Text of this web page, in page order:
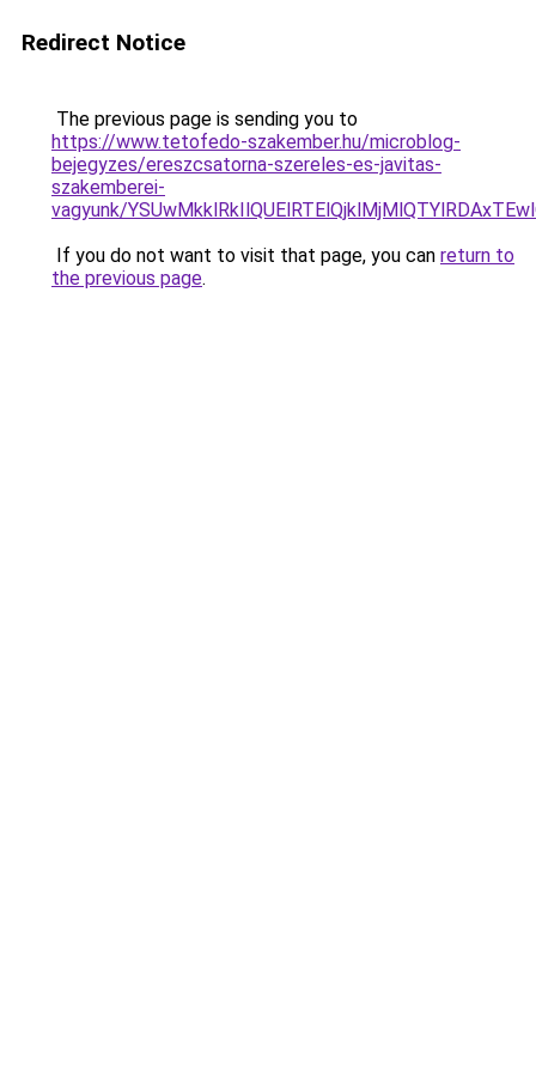
Redirect Notice
The previous page is sending you to
https://www.tetofedo-szakember.hu/microblog-
bejegyzes/ereszcsatorna-szereles-es-javitas-
szakemberei-
vagyunk/
If you do not want to visit that page, you can return to
the previous page.